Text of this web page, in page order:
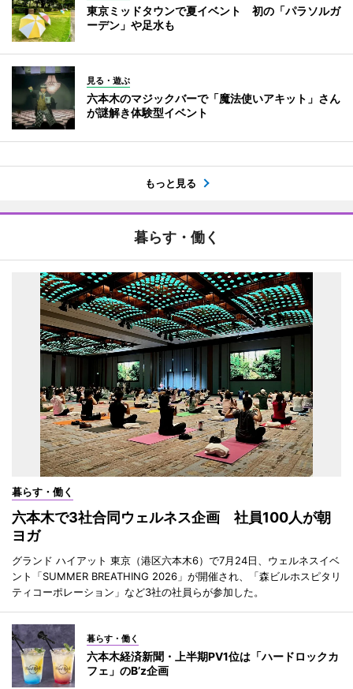
東京ミッドタウンで夏イベント 初の「パラソルガ
ーデン」や足水も
見る・遊ぶ
六本木のマジックバーで「魔法使いアキット」さん
が謎解き体験型イベント
もっと見る
暮らす・働く
暮らす・働く
六本木で3社合同ウェルネス企画 社員100人が朝
ヨガ
グランド ハイアット 東京（港区六本木6）で7月24日、ウェルネスイベ
ント「SUMMER BREATHING 2026」が開催され、「森ビルホスピタリ
ティコーポレーション」など3社の社員らが参加した。
暮らす・働く
六本木経済新聞・上半期PV1位は「ハードロックカ
フェ」のB’z企画